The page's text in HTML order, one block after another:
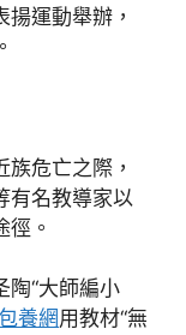
運動舉辦，
危亡之際，
有名教導家以
。
陶“大師編小
養網用教材“無